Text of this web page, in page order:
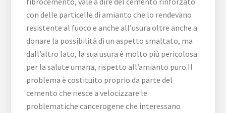
con delle particelle di amianto che lo rendevano
resistente al fuoco e anche all’usura oltre anche a
donare la possibilità di un aspetto smaltato, ma
dall’altro lato, la sua usura è molto più pericolosa
per la salute umana, rispetto all’amianto puro.Il
problema è costituito proprio da parte del
cemento che riesce a velocizzare le
problematiche cancerogene che interessano